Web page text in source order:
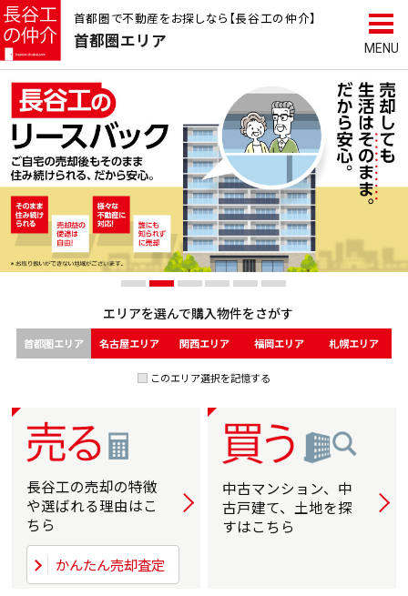
首都圏で不動産をお探しなら【長谷工の仲介】
首都圏エリア
長谷工の売却の特徴
や選ばれる理由はこ
ちら
かんたん売却査定
詳しく
中古マンション、中
古戸建て、土地を探
すはこちら
エリアを選んで購入物件をさがす
首都圏エリア 名古屋エリア 関西エリア 福岡エリア 札幌エリア
このエリア選択を記憶する